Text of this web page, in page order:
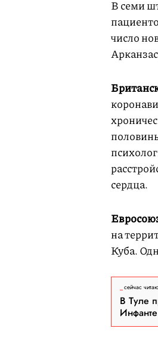
В семи
число
сердца.
на
Куба.
сейчас
В Туле
Инфанте